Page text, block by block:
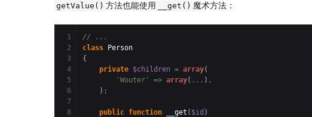
getValue() 方法也能使用 __get() 魔术方法：
1
2
3
4
5
6
7
8
// ...
class
Person
{
private
$children = array(
'Wouter'
=> array( ... ) ,
) ;
public function __get ( $id )